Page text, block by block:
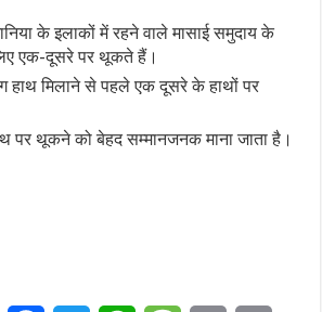
के इलाकों में रहने वाले मासाई समुदाय के
एक-दूसरे पर थूकते हैं।
हाथ मिलाने से पहले एक दूसरे के हाथों पर
पर थूकने को बेहद सम्मानजनक माना जाता है।